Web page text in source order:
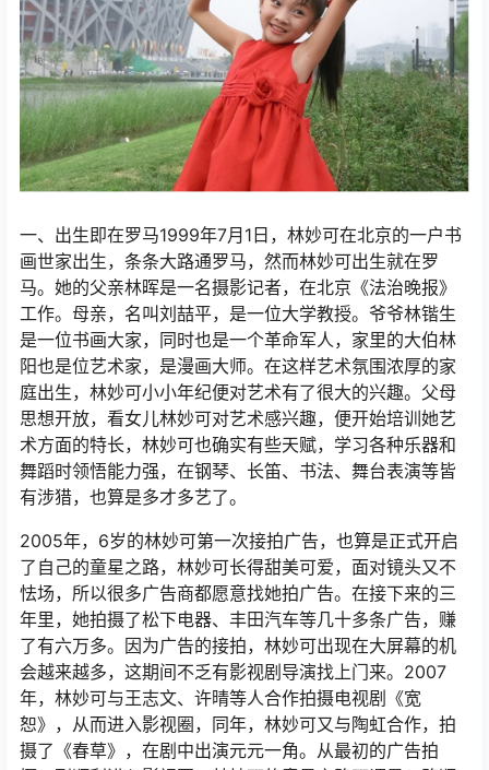
一、出生即在罗马1999年7月1日，林妙可在北京的一户书
画世家出生，条条大路通罗马，然而林妙可出生就在罗
马。她的父亲林晖是一名摄影记者，在北京《法治晚报》
工作。母亲，名叫刘喆平，是一位大学教授。爷爷林锴生
是一位书画大家，同时也是一个革命军人，家里的大伯林
阳也是位艺术家，是漫画大师。在这样艺术氛围浓厚的家
庭出生，林妙可小小年纪便对艺术有了很大的兴趣。父母
思想开放，看女儿林妙可对艺术感兴趣，便开始培训她艺
术方面的特长，林妙可也确实有些天赋，学习各种乐器和
舞蹈时领悟能力强，在钢琴、长笛、书法、舞台表演等皆
有涉猎，也算是多才多艺了。
2005年，6岁的林妙可第一次接拍广告，也算是正式开启
了自己的童星之路，林妙可长得甜美可爱，面对镜头又不
怯场，所以很多广告商都愿意找她拍广告。在接下来的三
年里，她拍摄了松下电器、丰田汽车等几十多条广告，赚
了有六万多。因为广告的接拍，林妙可出现在大屏幕的机
会越来越多，这期间不乏有影视剧导演找上门来。2007
年，林妙可与王志文、许晴等人合作拍摄电视剧《宽
恕》，从而进入影视圈，同年，林妙可又与陶虹合作，拍
摄了《春草》，在剧中出演元元一角。从最初的广告拍